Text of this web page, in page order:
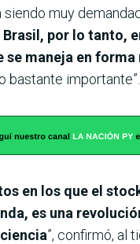
muy
por lo tanto,
se maneja en
bastante importante”.
en los que el
es una
”, confirmó, al